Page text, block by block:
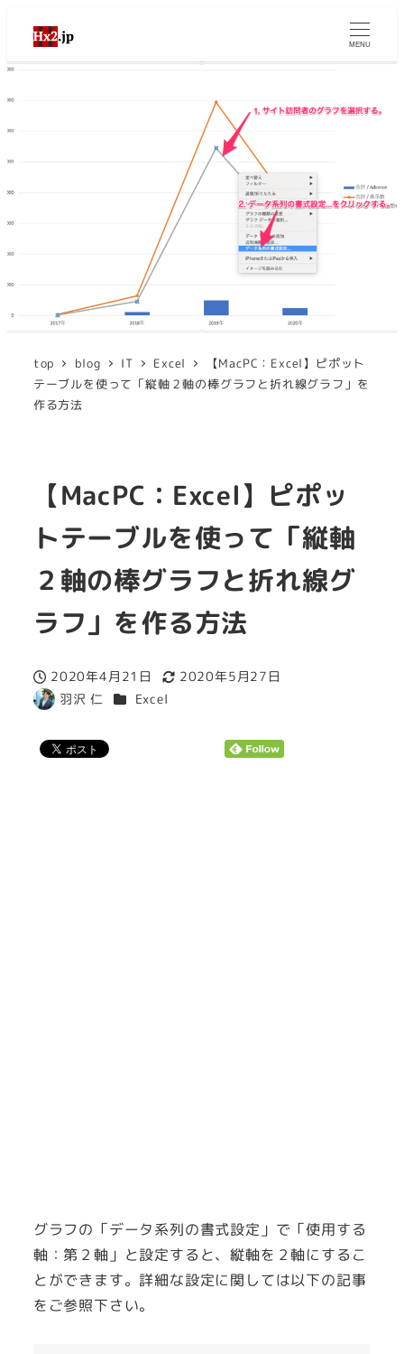
MENU
top blog IT Excel
【MacPC：Excel】ピポット
テーブルを使って「縦軸２軸の棒グラフと折れ線グラフ」を
作る方法
【MacPC：Excel】ピポッ
トテーブルを使って「縦軸
２軸の棒グラフと折れ線グ
ラフ」を作る方法
投稿日
2020年4月21日
更新日
2020年5月27日
著
羽沢 仁 カテゴリー
Excel
グラフの「データ系列の書式設定」で「使用する
軸：第２軸」と設定すると、縦軸を２軸にするこ
とができます。詳細な設定に関しては以下の記事
をご参照下さい。